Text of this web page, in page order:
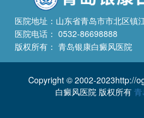
医院地址：山东省青岛市市北区镇
医院电话： 0532-86698888
版权所有： 青岛银康白癜风医院
Copyright © 2002-2023http://
白癜风医院 版权所有